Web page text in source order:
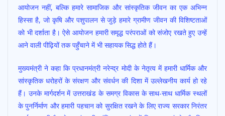
आयोजन नहीं, बल्कि हमारे सामाजिक और सांस्कृतिक जीवन का एक अभिन्न
हिस्सा है, जो कृषि और पशुपालन से जुड़े हमारे ग्रामीण जीवन की विशिष्टताओं
को भी दर्शाता है। ऐसे आयोजन हमारी समृद्ध परंपराओं को संजोए रखते हुए उन्हें
आने वाली पीढ़ियों तक पहुँचाने में भी सहायक सिद्ध होते हैं।
मुख्यमंत्री ने कहा कि प्रधानमंत्री नरेन्द्र मोदी के नेतृत्व में हमारी धार्मिक और
सांस्कृतिक धरोहरों के संरक्षण और संवर्धन की दिशा में उल्लेखनीय कार्य हो रहे
हैं। उनके मार्गदर्शन में उत्तराखंड के समग्र विकास के साथ-साथ धार्मिक स्थलों
के पुनर्निर्माण और हमारी पहचान को सुरक्षित रखने के लिए राज्य सरकार निरंतर